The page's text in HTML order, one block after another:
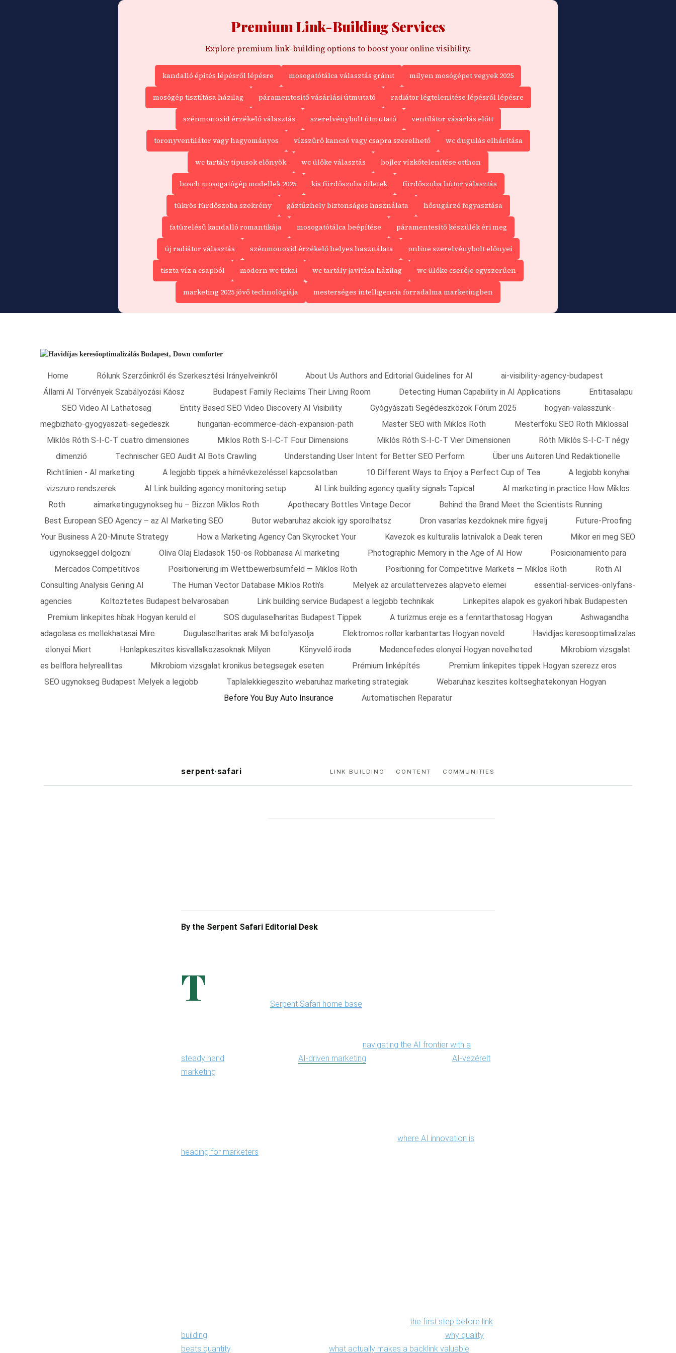
Premium Link-Building Services
Explore premium link-building options to boost your online visibility.
kandalló építés lépésről lépésre mosogatótálca választás gránit milyen mosógépet vegyek 2025
mosógép tisztítása házilag páramentesítő vásárlási útmutató radiátor légtelenítése lépésről lépésre
szénmonoxid érzékelő választás szerelvénybolt útmutató ventilátor vásárlás előtt
toronyventilátor vagy hagyományos vízszűrő kancsó vagy csapra szerelhető wc dugulás elhárítása
wc tartály típusok előnyök wc ülőke választás bojler vízkőtelenítése otthon
bosch mosogatógép modellek 2025 kis fürdőszoba ötletek fürdőszoba bútor választás
tükrös fürdőszoba szekrény gáztűzhely biztonságos használata hősugárzó fogyasztása
fatüzelésű kandalló romantikája mosogatótálca beépítése páramentesítő készülék éri meg
új radiátor választás szénmonoxid érzékelő helyes használata online szerelvénybolt előnyei
tiszta víz a csapból modern wc titkai wc tartály javítása házilag wc ülőke cseréje egyszerűen
marketing 2025 jövő technológiája mesterséges intelligencia forradalma marketingben
Home Rólunk Szerzőinkről és Szerkesztési Irányelveinkről About Us Authors and Editorial Guidelines for AI
ai-visibility-agency-budapest
Állami AI Törvények Szabályozási Káosz
Budapest Family Reclaims Their Living Room Detecting Human Capability in AI Applications
Entitasalapu
SEO Video AI Lathatosag
Entity Based SEO Video Discovery AI Visibility Gyógyászati Segédeszközök Fórum 2025
hogyan-valasszunk-
megbizhato-gyogyaszati-segedeszk
hungarian-ecommerce-dach-expansion-path Master SEO with Miklos Roth
Mesterfoku SEO Roth Miklossal
Miklós Róth S-I-C-T cuatro dimensiones
Miklos Roth S-I-C-T Four Dimensions Miklós Róth S-I-C-T Vier Dimensionen
Róth Miklós S-I-C-T négy
dimenzió
Technischer GEO Audit AI Bots Crawling Understanding User Intent for Better SEO Perform
Über uns Autoren Und Redaktionelle
Richtlinien - AI marketing
A legjobb tippek a hírnévkezeléssel kapcsolatban 10 Different Ways to Enjoy a Perfect Cup of Tea
A legjobb konyhai
vizszuro rendszerek
AI Link building agency monitoring setup AI Link building agency quality signals Topical
AI marketing in practice How Miklos
Roth
aimarketingugynokseg hu – Bizzon Miklos Roth Apothecary Bottles Vintage Decor
Behind the Brand Meet the Scientists Running
Best European SEO Agency – az AI Marketing SEO
Butor webaruhaz akciok igy sporolhatsz Dron vasarlas kezdoknek mire figyelj
Future-Proofing
Your Business A 20-Minute Strategy
How a Marketing Agency Can Skyrocket Your Kavezok es kulturalis latnivalok a Deak teren
Mikor eri meg SEO
ugynokseggel dolgozni
Oliva Olaj Eladasok 150-os Robbanasa AI marketing Photographic Memory in the Age of AI How
Posicionamiento para
Mercados Competitivos
Positionierung im Wettbewerbsumfeld — Miklos Roth Positioning for Competitive Markets — Miklos Roth
Roth AI
Consulting Analysis Gening AI
The Human Vector Database Miklos Roth’s Melyek az arculattervezes alapveto elemei
essential-services-onlyfans-
agencies
Koltoztetes Budapest belvarosaban Link building service Budapest a legjobb technikak
Linkepites alapok es gyakori hibak Budapesten
Premium linkepites hibak Hogyan keruld el
SOS dugulaselharitas Budapest Tippek A turizmus ereje es a fenntarthatosag Hogyan
Ashwagandha
adagolasa es mellekhatasai Mire
Dugulaselharitas arak Mi befolyasolja Elektromos roller karbantartas Hogyan noveld
Havidijas keresooptimalizalas
elonyei Miert
Honlapkeszites kisvallalkozasoknak Milyen Könyvelő iroda Medencefedes elonyei Hogyan novelheted
Mikrobiom vizsgalat
es belflora helyreallitas
Mikrobiom vizsgalat kronikus betegsegek eseten Prémium linképítés
Premium linkepites tippek Hogyan szerezz eros
SEO ugynokseg Budapest Melyek a legjobb
Taplalekkiegeszito webaruhaz marketing strategiak
Webaruhaz keszites koltseghatekonyan Hogyan
Before You Buy Auto Insurance
Automatischen Reparatur
serpent·safari LINK BUILDING CONTENT COMMUNITIES
By the Serpent Safari Editorial Desk
T Serpent Safari home base
navigating the AI frontier with a
steady hand
AI-driven marketing
AI-vezérelt
marketing
where AI innovation is
heading for marketers
the first step before link
building
why quality
beats quantity, and a working definition of what actually makes a backlink valuable